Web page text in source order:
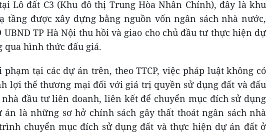
Lô đất C3 (Khu đô thị Trung Hòa Nhân Chính), đây là khu
tầng được xây dựng bằng nguồn vốn ngân sách nhà nước,
UBND TP Hà Nội thu hồi và giao cho chủ đầu tư thực hiện dự
qua hình thức đấu giá.
tại các dự án trên, theo TTCP, việc pháp luật không có
lợi thế thương mại đối với giá trị quyền sử dụng đất và đấu
đầu tư liên doanh, liên kết để chuyển mục đích sử dụng
là những sơ hở chính sách gây thất thoát ngân sách nhà
chuyển mục đích sử dụng đất và thực hiện dự án đất ở